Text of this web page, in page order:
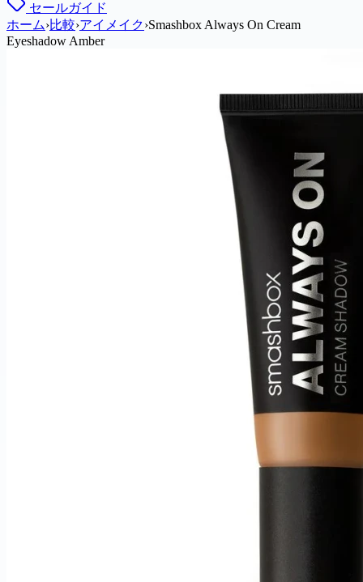
セールガイド
ホーム›比較›アイメイク›Smashbox Always On Cream
Eyeshadow Amber